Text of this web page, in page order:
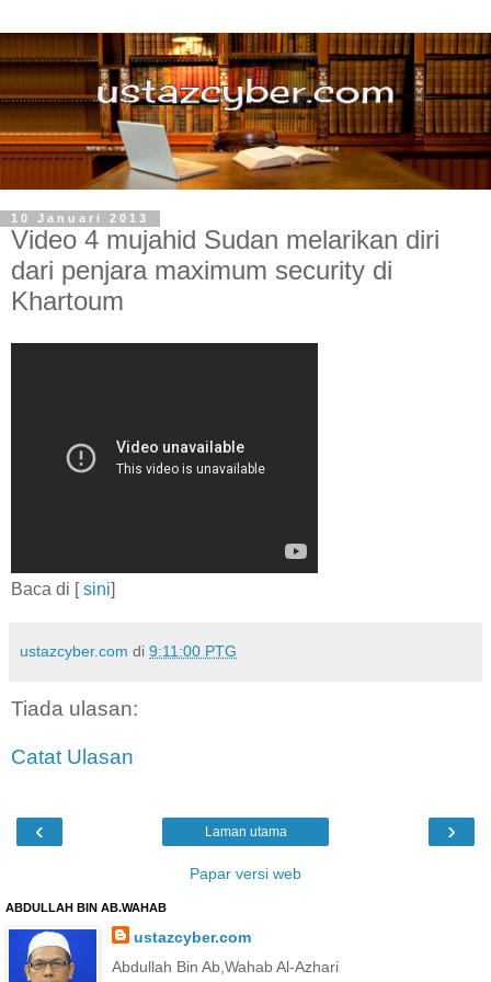
10 Januari 2013
Video 4 mujahid Sudan melarikan diri
dari penjara maximum security di
Khartoum
Baca di [sini]
ustazcyber.com di 9:11:00 PTG
Tiada ulasan:
Catat Ulasan
‹ ›
Laman utama
Papar versi web
ABDULLAH BIN AB.WAHAB
ustazcyber.com
Abdullah Bin Ab,Wahab Al-Azhari